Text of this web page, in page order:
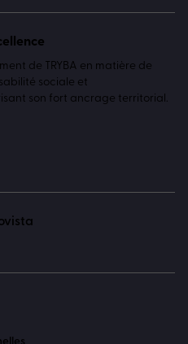
de TRYBA en matière de
sociale et
son fort ancrage territorial.